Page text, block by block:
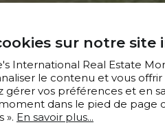
sur notre site
International Real Estate
le contenu et vous
gérer vos préférences et en
dans le pied de page
». En savoir plus...